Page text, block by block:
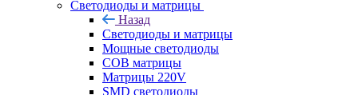
Светодиоды и матрицы
Назад
Светодиоды и матрицы
Мощные светодиоды
COB матрицы
Матрицы 220V
SMD светодиоды